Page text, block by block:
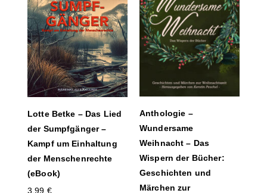
Lotte Betke – Das Lied
der Sumpfgänger –
Kampf um Einhaltung
der Menschenrechte
(eBook)
3,99 €
Anthologie –
Wundersame
Weihnacht – Das
Wispern der Bücher:
Geschichten und
Märchen zur